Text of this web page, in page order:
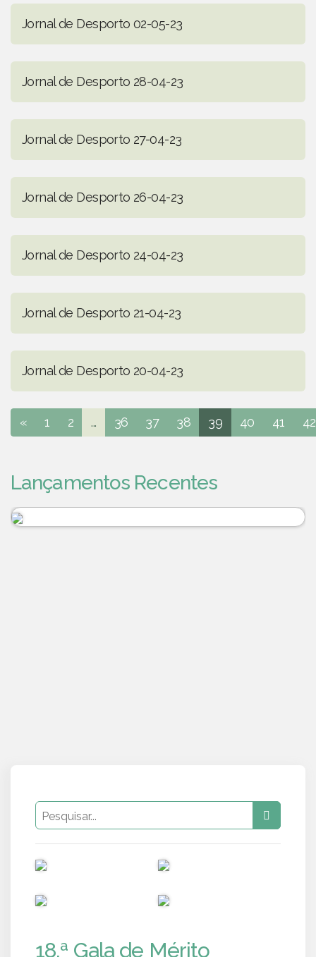
Jornal de Desporto 02-05-23
Jornal de Desporto 28-04-23
Jornal de Desporto 27-04-23
Jornal de Desporto 26-04-23
Jornal de Desporto 24-04-23
Jornal de Desporto 21-04-23
Jornal de Desporto 20-04-23
« 1 2 ... 36 37 38 39 40 41 42
Lançamentos Recentes
18.ª Gala de Mérito